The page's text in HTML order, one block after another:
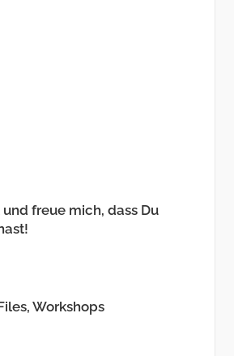
freue mich, dass Du
Workshops